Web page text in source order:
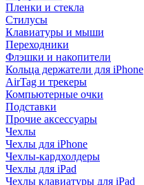
Пленки и стекла
Стилусы
Клавиатуры и мыши
Переходники
Флэшки и накопители
Кольца держатели для iPhone
AirTag и трекеры
Компьютерные очки
Подставки
Прочие аксессуары
Чехлы
Чехлы для iPhone
Чехлы-кардхолдеры
Чехлы для iPad
Чехлы клавиатуры для iPad